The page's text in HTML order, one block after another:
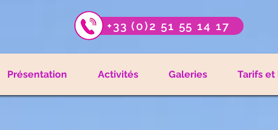
+33 (0)2 51 55 14 17
Présentation Activités Galeries Tarifs